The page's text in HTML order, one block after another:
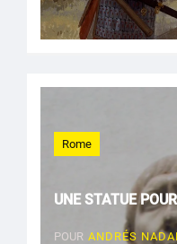
Rome
UNE STATUE
POUR ANDRÉS